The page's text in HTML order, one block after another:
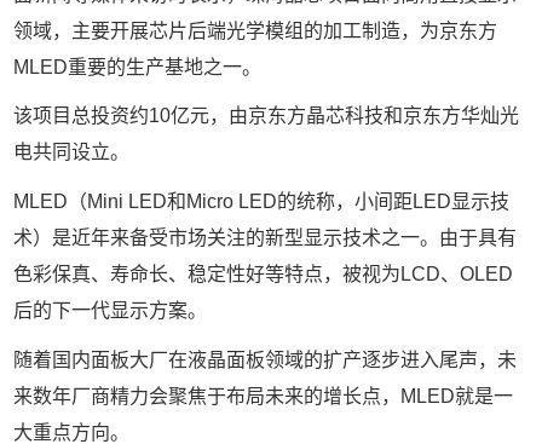
领域，主要开展芯片后端光学模组的加工制造，为京东方
MLED重要的生产基地之一。
该项目总投资约10亿元，由京东方晶芯科技和京东方华灿光
电共同设立。
MLED （Mini LED和 Micro LED的统称，小间距 LED显示技
术）是近年来备受市场关注的新型显示技术之一。由于具有
色彩保真、寿命长、稳定性好等特点，被视为 LCD、OLED
后的下一代显示方案。
随着国内面板大厂在液晶面板领域的扩产逐步进入尾声，未
来数年厂商精力会聚焦于布局未来的增长点，
MLED就是一
大重点方向。